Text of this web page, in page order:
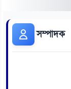
সম্পাদক